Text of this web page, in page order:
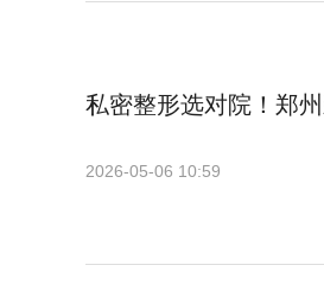
私密整形选对院！郑
2026-05-06 10:59